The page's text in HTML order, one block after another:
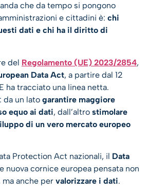
che da tempo si pongono
e cittadini è: chi
dati e chi ha il diritto di
del Regolamento (UE) 2023/2854,
Data Act, a partire dal 12
ha tracciato una linea netta.
da un lato garantire maggiore
equo ai dati, dall’altro stimolare
di un vero mercato europeo
Protection Act nazionali, il Data
nuova cornice europea pensata non
anche per valorizzare i dati.